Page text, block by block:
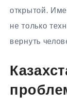
открытой.
не только
вернуть